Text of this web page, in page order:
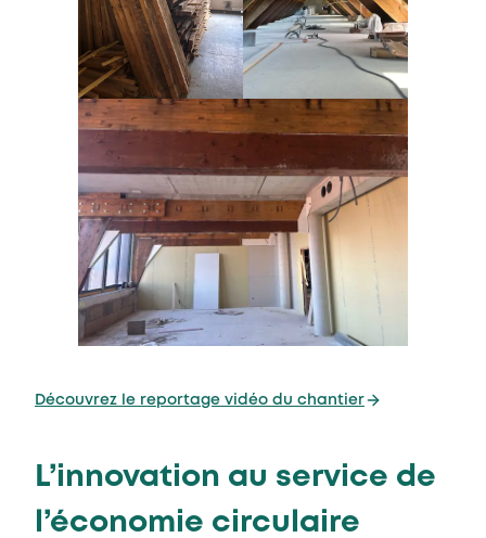
Découvrez le reportage vidéo du chantier
L’innovation au service de
l’économie circulaire